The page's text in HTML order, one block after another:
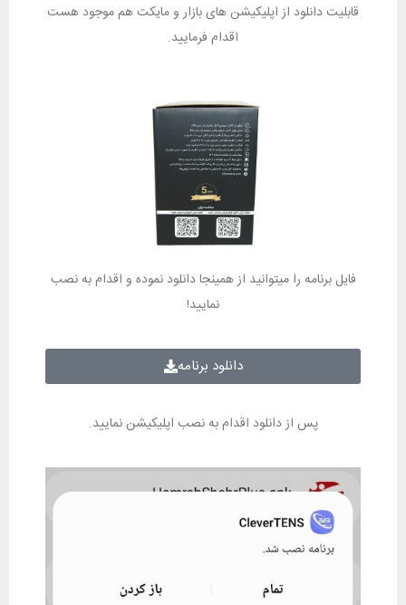
قابلیت دانلود از اپلیکیشن های بازار و مایکت هم موجود هست
اقدام فرمایید.
فایل برنامه را میتوانید از همینجا دانلود نموده و اقدام به نصب
نمایید!
دانلود برنامه
پس از دانلود اقدام به نصب اپلیکیشن نمایید.